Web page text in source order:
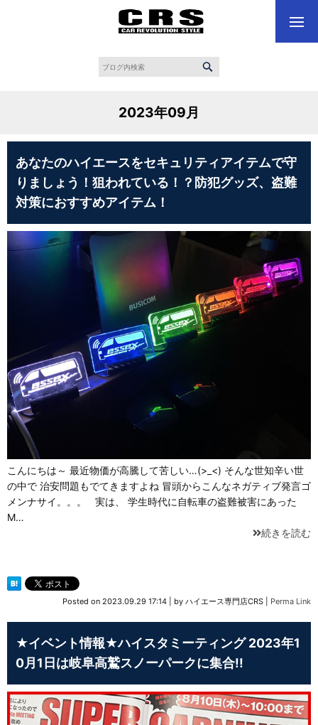
2023年09月
あなたのハイエースをセキュリティアイテムで守
りましょう！狙われている！？防犯グッズ、盗難
対策におすすめアイテム！
こんにちは～ 最近物価が高騰して苦しい…(>_<) そんな世知辛い世
の中で 治安問題もでてきますよね 冒頭からこんなネガティブ発言ゴ
メンナサイ。。。 実は、 学生時代に自転車の盗難被害にあった
M…
続きを読む
Posted on 2023.09.29 17:14 by ハイエース専門店CRS Perma Link
★イベント情報★ハイスタミーティング 2023年1
0月1日は岐阜高鷲スノーパークに集合!!